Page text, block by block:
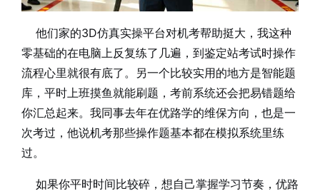
他们家的3D仿真实操平台对机考帮助挺大，我这种
零基础的在电脑上反复练了几遍，到鉴定站考试时操作
流程心里就很有底了。另一个比较实用的地方是智能题
库，平时上班摸鱼就能刷题，考前系统还会把易错题给
你汇总起来。我同事去年在优路学的维保方向，也是一
次考过，他说机考那些操作题基本都在模拟系统里练
过。
如果你平时时间比较碎，想自己掌握学习节奏，优路